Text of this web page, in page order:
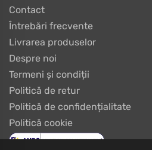
Contact
Întrebări frecvente
Livrarea produselor
Despre noi
Termeni și condiții
Politică de retur
Politică de confidențialitate
Politică cookie